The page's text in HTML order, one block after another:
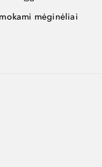
mėginėliai